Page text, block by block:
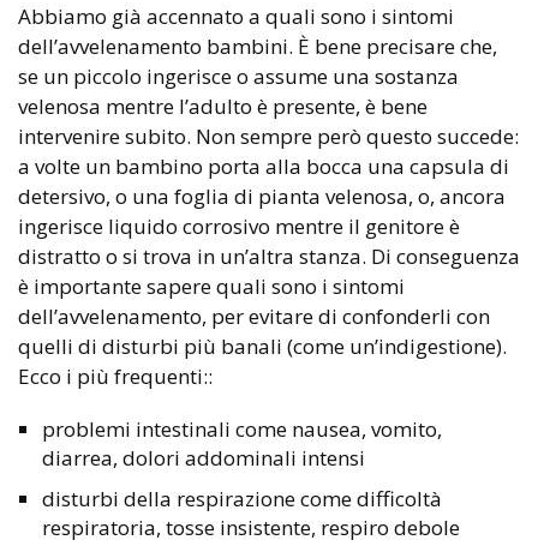
Abbiamo già accennato a quali sono i sintomi
dell’avvelenamento bambini. È bene precisare che,
se un piccolo ingerisce o assume una sostanza
velenosa mentre l’adulto è presente, è bene
intervenire subito. Non sempre però questo succede:
a volte un bambino porta alla bocca una capsula di
detersivo, o una foglia di pianta velenosa, o, ancora
ingerisce liquido corrosivo mentre il genitore è
distratto o si trova in un’altra stanza. Di conseguenza
è importante sapere quali sono i sintomi
dell’avvelenamento, per evitare di confonderli con
quelli di disturbi più banali (come un’indigestione).
Ecco i più frequenti::
problemi intestinali come nausea, vomito,
diarrea, dolori addominali intensi
disturbi della respirazione come difficoltà
respiratoria, tosse insistente, respiro debole